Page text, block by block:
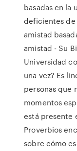
basadas en la
deficientes de
amistad
amistad - Su
Universidad
una vez? Es
personas que
momentos
está presente
Proverbios
sobre cómo